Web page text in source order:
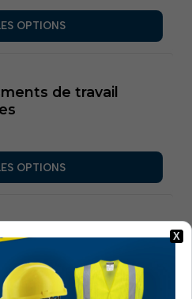
OPTIONS
de travail
OPTIONS
de travail
pièces
X